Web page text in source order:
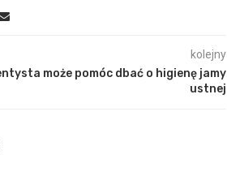
kolejny
może pomóc dbać o higienę jamy
ustnej